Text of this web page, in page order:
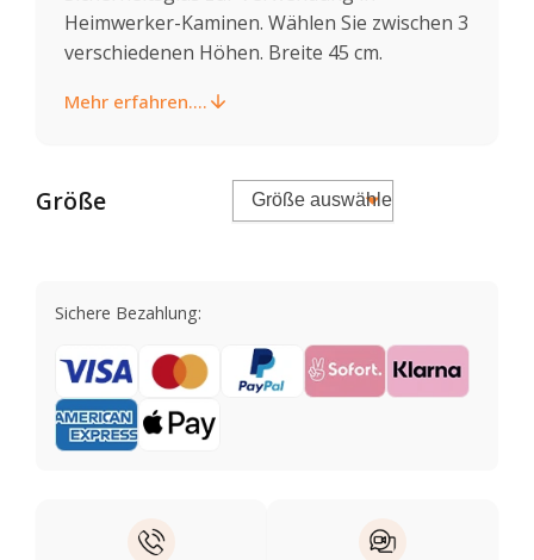
Heimwerker-Kaminen. Wählen Sie zwischen 3
verschiedenen Höhen. Breite 45 cm.
Mehr erfahren....
Größe
Sichere Bezahlung: